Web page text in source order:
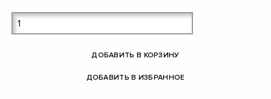
ДОБАВИТЬ В КОРЗИНУ
ДОБАВИТЬ В ИЗБРАННОЕ